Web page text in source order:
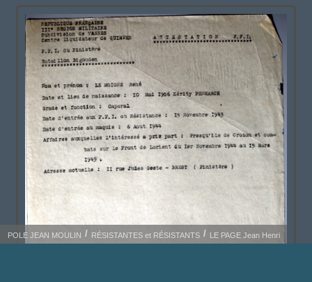
POLE JEAN MOULIN RÉSISTANTES et RÉSISTANTS LE PAGE Jean Henri